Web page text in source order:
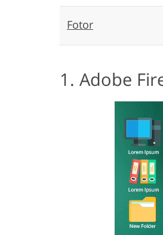
Fotor
1. Adobe